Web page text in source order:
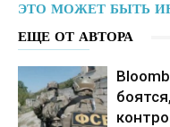
ЭТО МОЖЕТ БЫТЬ
ЕЩЕ ОТ АВТОРА